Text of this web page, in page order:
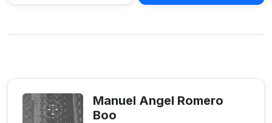
Manuel Angel Romero
Boo